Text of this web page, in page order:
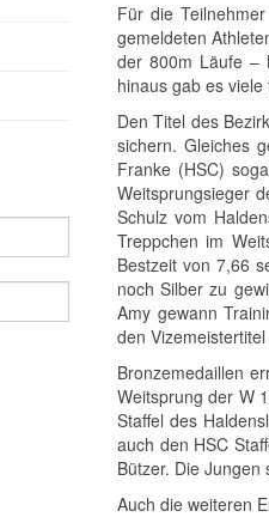
Für die
gemeldeten
der 800m Läufe –
hinaus gab es
Den Titel des
sichern. Gleiches
Franke (HSC)
Weitsprungsieger
Schulz vom
Treppchen im
Bestzeit von 7,66
noch Silber zu
Amy gewann
den
Bronzemedaillen
Weitsprung der W
Staffel des
auch den HSC
Bützer. Die
Auch die weiteren